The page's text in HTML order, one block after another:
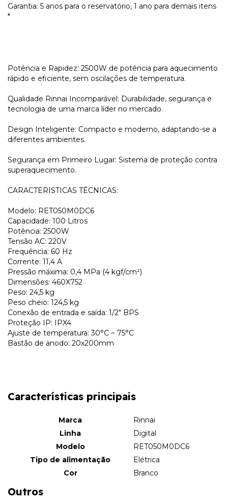
Garantia: 5 anos para o reservatório, 1 ano para demais itens
*
Potência e Rapidez: 2500W de potência para aquecimento
rápido e eficiente, sem oscilações de temperatura.
Qualidade Rinnai Incomparável: Durabilidade, segurança e
tecnologia de uma marca líder no mercado.
Design Inteligente: Compacto e moderno, adaptando-se a
diferentes ambientes.
Segurança em Primeiro Lugar: Sistema de proteção contra
superaquecimento.
CARACTERISTICAS TÉCNICAS:
Modelo: RET050M0DC6
Capacidade: 100 Litros
Potência: 2500W
Tensão AC: 220V
Frequência: 60 Hz
Corrente: 11,4 A
Pressão máxima: 0,4 MPa (4 kgf/cm²)
Dimensões: 460X752
Peso: 24,5 kg
Peso cheio: 124,5 kg
Conexão de entrada e saída: 1/2" BPS
Proteção IP: IPX4
Ajuste de temperatura: 30°C ~ 75°C
Bastão de anodo: 20x200mm
Características principais
Marca
Rinnai
Linha
Digital
Modelo
RET050M0DC6
Tipo de alimentação
Elétrica
Cor
Branco
Outros